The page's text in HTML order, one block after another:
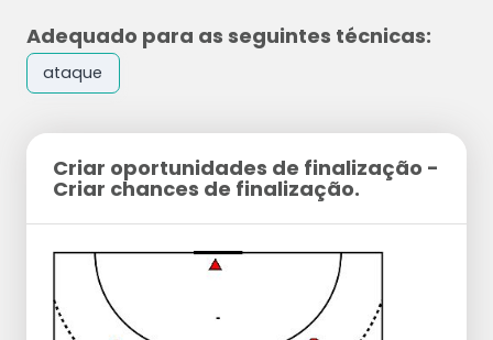
Adequado para as seguintes técnicas:
ataque
Criar oportunidades de finalização -
Criar chances de finalização.